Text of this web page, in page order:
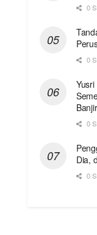
0
0
Banjir
0
Dia,
0